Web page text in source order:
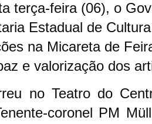
terça-feira (06), o
Estadual de
na Micareta de
e valorização dos
no Teatro do
coronel PM